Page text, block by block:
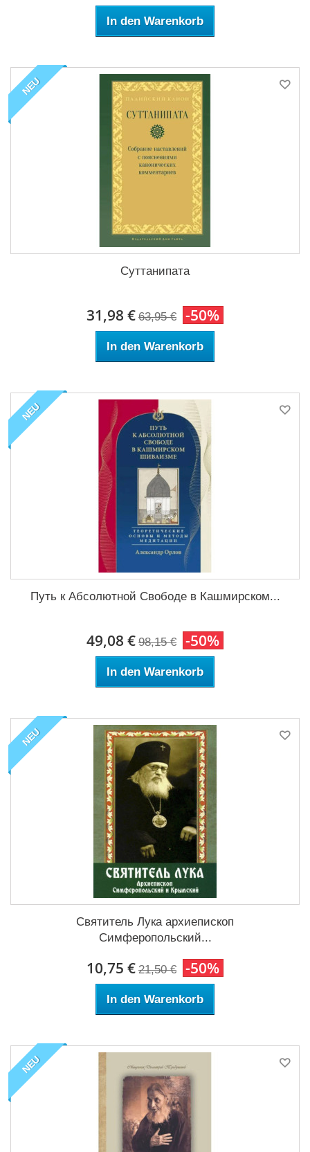
In den Warenkorb
NEU
Суттанипата
31,98 € 63,95 € -50%
In den Warenkorb
NEU
Путь к Абсолютной Свободе в Кашмирском...
49,08 € 98,15 € -50%
In den Warenkorb
NEU
Святитель Лука архиепископ
Симферопольский...
10,75 € 21,50 € -50%
In den Warenkorb
NEU